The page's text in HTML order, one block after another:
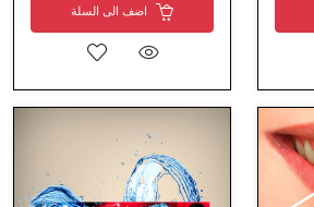
اضف الى السلة